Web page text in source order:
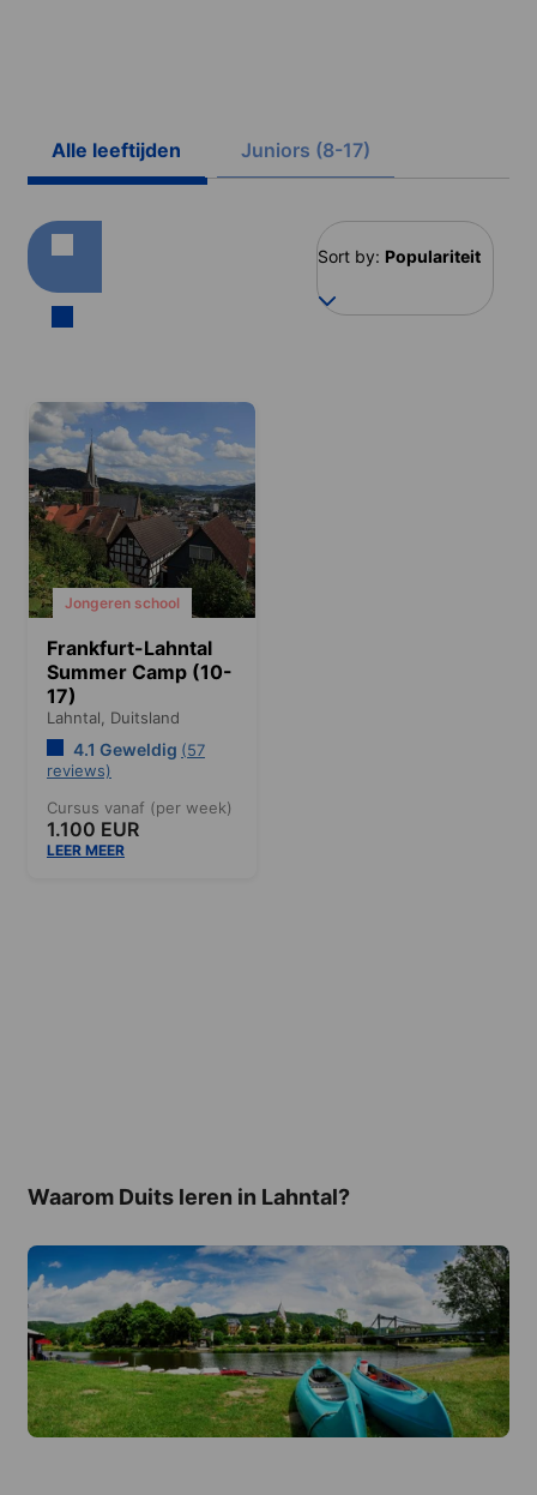
Alle leeftijden Juniors (8-17)
Sort by: Populariteit
Jongeren school
Frankfurt-Lahntal
Summer Camp (10-
17)
Lahntal, Duitsland
4.1 Geweldig (57
reviews)
Cursus vanaf (per week)
1.100 EUR
LEER MEER
Waarom Duits leren in Lahntal?